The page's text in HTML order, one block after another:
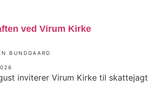
ved Virum Kirke
BUNDGAARD
inviterer Virum Kirke til skattejagt